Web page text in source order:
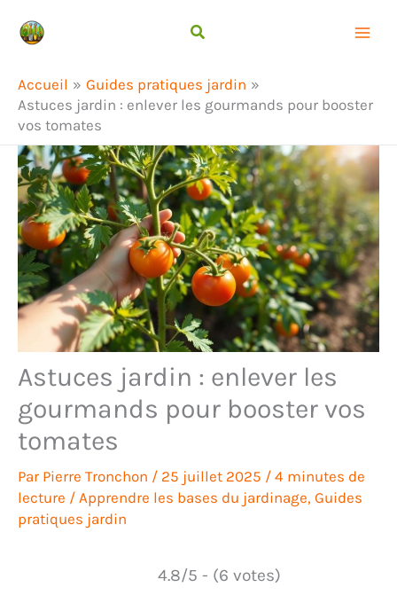
Accueil
Guides pratiques jardin
Astuces jardin : enlever les gourmands pour booster
vos tomates
Astuces jardin : enlever les
gourmands pour booster vos
tomates
Par Pierre Tronchon / 25 juillet 2025 / 4 minutes de
lecture / Apprendre les bases du jardinage, Guides
pratiques jardin
4.8/5 - (6 votes)